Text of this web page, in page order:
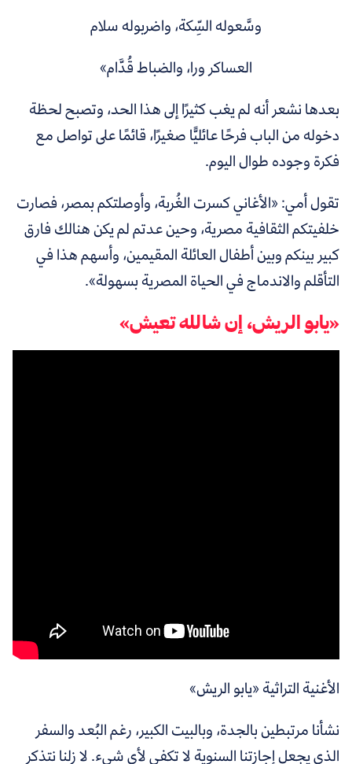
وسَّعوله السِّكة، واضربوله سلام
العساكر ورا، والضباط قُدَّام»
بعدها نشعر أنه لم يغب كثيرًا إلى هذا الحد، وتصبح لحظة
دخوله من الباب فرحًا عائليًّا صغيرًا، قائمًا على تواصل مع
فكرة وجوده طوال اليوم.
تقول أمي: «الأغاني كسرت الغُربة، وأوصلتكم بمصر، فصارت
خلفيتكم الثقافية مصرية، وحين عدتم لم يكن هنالك فارق
كبير بينكم وبين أطفال العائلة المقيمين، وأسهم هذا في
التأقلم والاندماج في الحياة المصرية بسهولة».
«يابو الريش، إن شالله تعيش»
الأغنية التراثية «يابو الريش»
نشأنا مرتبطين بالجدة، وبالبيت الكبير، رغم البُعد والسفر
الذي يجعل إجازتنا السنوية لا تكفي لأي شيء. لا زلنا نتذكر